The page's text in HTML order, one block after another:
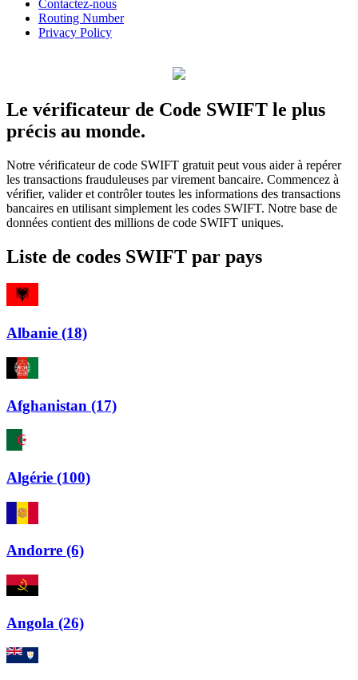
Contactez-nous
Routing Number
Privacy Policy
Le vérificateur de Code SWIFT le plus
précis au monde.
Notre vérificateur de code SWIFT gratuit peut vous aider à repérer
les transactions frauduleuses par virement bancaire. Commencez à
vérifier, valider et contrôler toutes les informations des transactions
bancaires en utilisant simplement les codes SWIFT. Notre base de
données contient des millions de code SWIFT uniques.
Liste de codes SWIFT par pays
Albanie (18)
Afghanistan (17)
Algérie (100)
Andorre (6)
Angola (26)